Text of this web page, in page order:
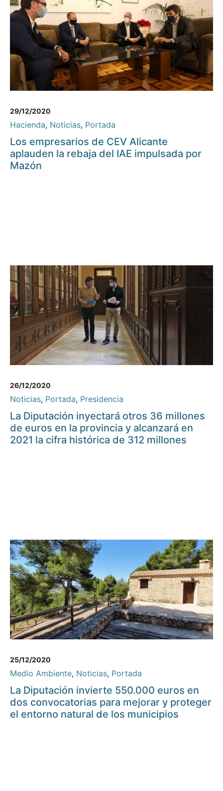
29/12/2020
Hacienda, Noticias, Portada
Los empresarios de CEV Alicante
aplauden la rebaja del IAE impulsada por
Mazón
26/12/2020
Noticias, Portada, Presidencia
La Diputación inyectará otros 36 millones
de euros en la provincia y alcanzará en
2021 la cifra histórica de 312 millones
25/12/2020
Medio Ambiente, Noticias, Portada
La Diputación invierte 550.000 euros en
dos convocatorias para mejorar y proteger
el entorno natural de los municipios